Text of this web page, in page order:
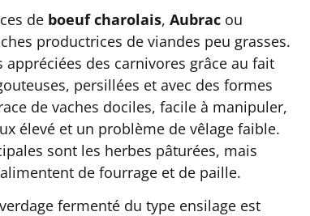
de boeuf charolais, Aubrac ou
productrices de viandes peu grasses.
appréciées des carnivores grâce au fait
persillées et avec des formes
de vaches dociles, facile à manipuler,
élevé et un problème de vêlage faible.
sont les herbes pâturées, mais
de fourrage et de paille.
fermenté du type ensilage est